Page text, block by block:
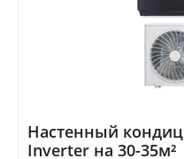
Настенный
Inverter на 30-35м²